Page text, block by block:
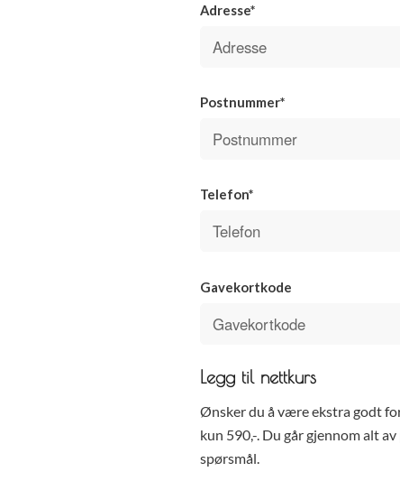
Adresse*
Postnummer*
Telefon*
Gavekortkode
Legg til nettkurs
Ønsker du å være ekstra godt
kun 590,-. Du går gjennom alt
spørsmål.